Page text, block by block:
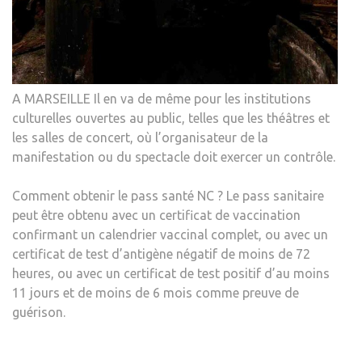
A MARSEILLE Il en va de même pour les institutions
culturelles ouvertes au public, telles que les théâtres et
les salles de concert, où l’organisateur de la
manifestation ou du spectacle doit exercer un contrôle.
Comment obtenir le pass santé NC ? Le pass sanitaire
peut être obtenu avec un certificat de vaccination
confirmant un calendrier vaccinal complet, ou avec un
certificat de test d’antigène négatif de moins de 72
heures, ou avec un certificat de test positif d’au moins
11 jours et de moins de 6 mois comme preuve de
guérison.